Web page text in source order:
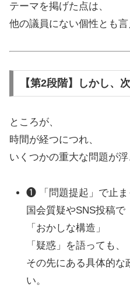
テーマを掲げた点は、
他の議員にない個性とも言
【第2段階】しかし、
ところが、
時間が経つにつれ、
いくつかの重大な問題が
❶ 「問題提起」で止ま
国会質疑やSNS投稿で
「おかしな構造」
「疑惑」を語っても、
その先にある具体的な
い。